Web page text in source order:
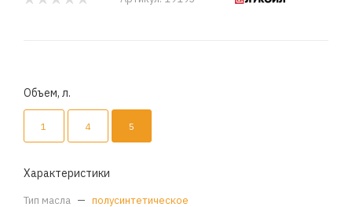
Объем, л.
1 4 5
Характеристики
Тип масла — полусинтетическое